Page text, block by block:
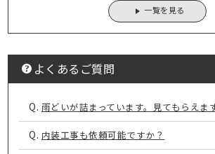
一覧を見る
よくあるご質問
Q. 雨どいが詰まっています。見てもらえま
Q. 内装工事も依頼可能ですか？